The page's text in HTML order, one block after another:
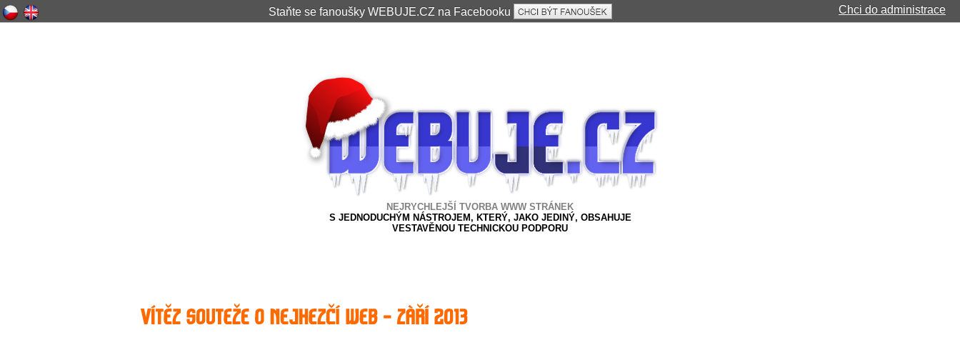
Staňte se fanoušky WEBUJE.CZ na Facebooku Chci do administrace
NEJRYCHLEJŠÍ TVORBA WWW STRÁNEK
S JEDNODUCHÝM NÁSTROJEM, KTERÝ, JAKO JEDINÝ, OBSAHUJE
VESTAVĚNOU TECHNICKOU PODPORU